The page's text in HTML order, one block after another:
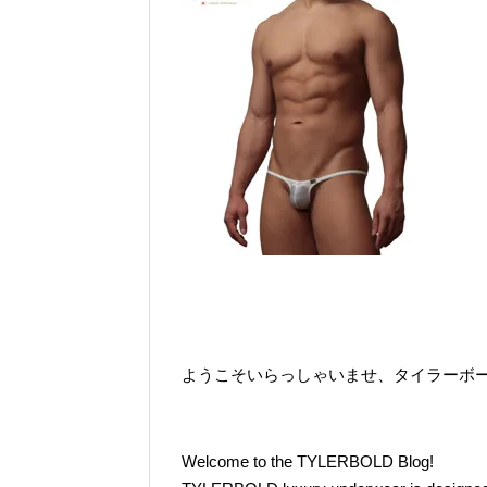
ようこそいらっしゃいませ、タイラーボ
Welcome to the TYLERBOLD Blog!